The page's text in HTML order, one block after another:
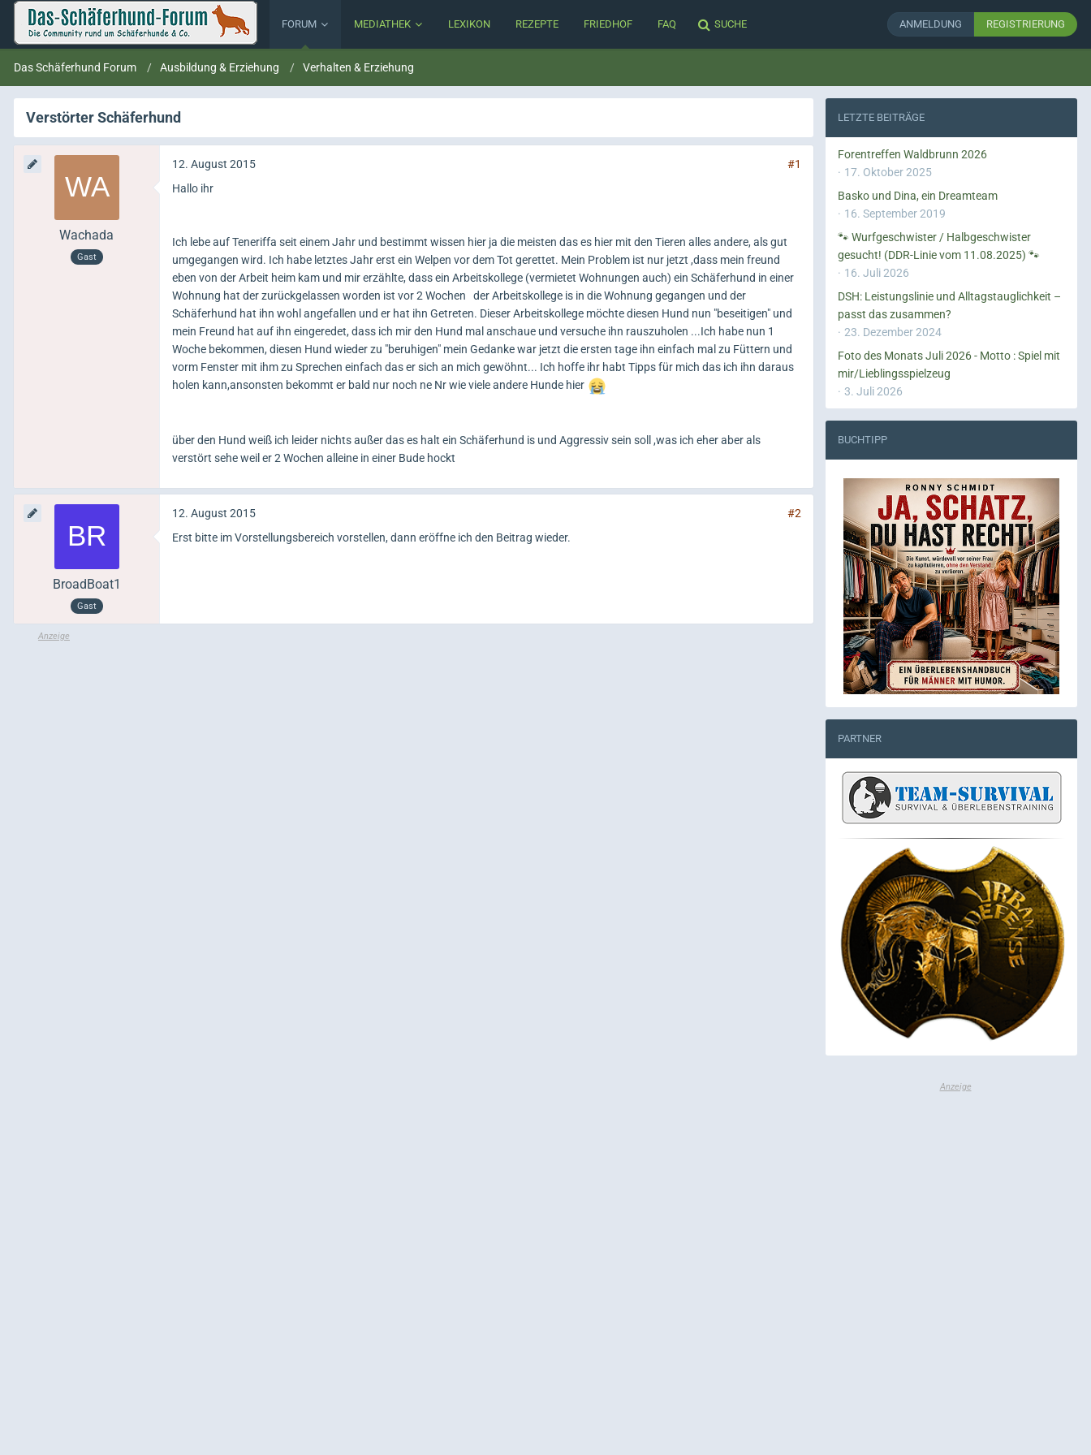
FORUM MEDIATHEK LEXIKON REZEPTE FRIEDHOF FAQ SUCHE ANMELDUNG REGISTRIERUNG
Das Schäferhund Forum Ausbildung & Erziehung Verhalten & Erziehung
Verstörter Schäferhund
Wachada
Gast
12. August 2015
#1
Hallo ihr
Ich lebe auf Teneriffa seit einem Jahr und bestimmt wissen hier ja die meisten das es hier mit den Tieren alles andere, als gut
umgegangen wird. Ich habe letztes Jahr erst ein Welpen vor dem Tot gerettet. Mein Problem ist nur jetzt ,dass mein freund
eben von der Arbeit heim kam und mir erzählte, dass ein Arbeitskollege (vermietet Wohnungen auch) ein Schäferhund in einer
Wohnung hat der zurückgelassen worden ist vor 2 Wochen
der Arbeitskollege is in die Wohnung gegangen und der
Schäferhund hat ihn wohl angefallen und er hat ihn Getreten. Dieser Arbeitskollege möchte diesen Hund nun "beseitigen" und
mein Freund hat auf ihn eingeredet, dass ich mir den Hund mal anschaue und versuche ihn rauszuholen ...Ich habe nun 1
Woche bekommen, diesen Hund wieder zu "beruhigen" mein Gedanke war jetzt die ersten tage ihn einfach mal zu Füttern und
vorm Fenster mit ihm zu Sprechen einfach das er sich an mich gewöhnt... Ich hoffe ihr habt Tipps für mich das ich ihn daraus
holen kann,ansonsten bekommt er bald nur noch ne Nr wie viele andere Hunde hier
über den Hund weiß ich leider nichts außer das es halt ein Schäferhund is und Aggressiv sein soll ,was ich eher aber als
verstört sehe weil er 2 Wochen alleine in einer Bude hockt
BroadBoat1
Gast
12. August 2015
#2
Erst bitte im Vorstellungsbereich vorstellen, dann eröffne ich den Beitrag wieder.
LETZTE BEITRÄGE
Forentreffen Waldbrunn 2026
17. Oktober 2025
Basko und Dina, ein Dreamteam
16. September 2019
🐾 Wurfgeschwister / Halbgeschwister
gesucht! (DDR-Linie vom 11.08.2025) 🐾
16. Juli 2026
DSH: Leistungslinie und Alltagstauglichkeit –
passt das zusammen?
23. Dezember 2024
Foto des Monats Juli 2026 - Motto : Spiel mit
mir/Lieblingsspielzeug
3. Juli 2026
BUCHTIPP
PARTNER